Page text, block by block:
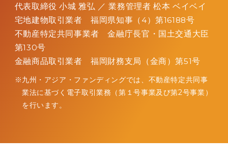
代表取締役 小城 雅弘 ／業務管理者 松本 ベイベイ
宅地建物取引業者 福岡県知事（4）第16188号
不動産特定共同事業者 金融庁長官・国土交通大臣
第130号
金融商品取引業者 福岡財務支局（金商）第51号
九州・アジア・ファンディングでは、不動産特定共同事
業法に基づく電子取引業務（第１号事業及び第2号事業）
を行います。